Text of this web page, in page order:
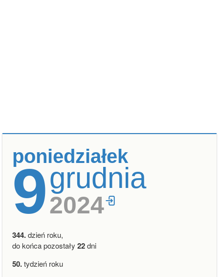
poniedziałek
9grudnia
2024
344.dzień roku,
do końca pozostały 22dni
50.tydzień roku